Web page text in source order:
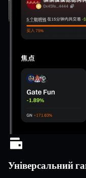
Універсальний